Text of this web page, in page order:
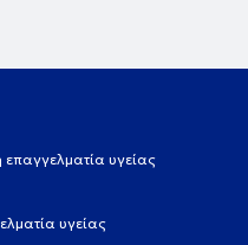
επαγγελματία υγείας
υγείας